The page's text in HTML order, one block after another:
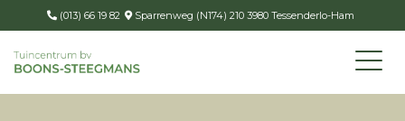
(013) 66 19 82 Sparrenweg (N174) 210 3980 Tessenderlo-Ham